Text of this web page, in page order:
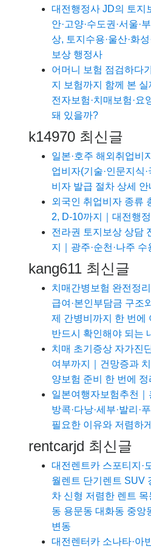
대전행정사 JD의 토지
안·고양·수도권·서울·
상, 토지수용·울산·화성
보상 행정사
어머니 보험 점검하다
지 보험까지 함께 본
전자보험·치매보험·요
돼 있을까?
k14970 최신글
일본·호주 해외취업비
업비자(기술·인문지식
비자 발급 절차 상세
외국인 취업비자 종류
2, D-10까지｜대전행
전라권 토지보상 상담
지｜광주·순천·나주
kang611 최신글
치매간병보험 완전정
급여·본인부담금 구조
제 간병비까지 한 번에
반드시 확인해야 되는
치매 초기증상 자가진
여부까지｜건망증과
양보험 준비 한 번에 정
일본여행자보험추천｜
방콕·다낭·세부·발리·
필요한 이유와 저렴하
rentcarjd 최신글
대전렌트카 스포티지·
월렌트 단기렌트 SUV
차 신형 저렴한 렌트
동 용문동 대화동 중앙
변동
대전렌터카 소나타·아